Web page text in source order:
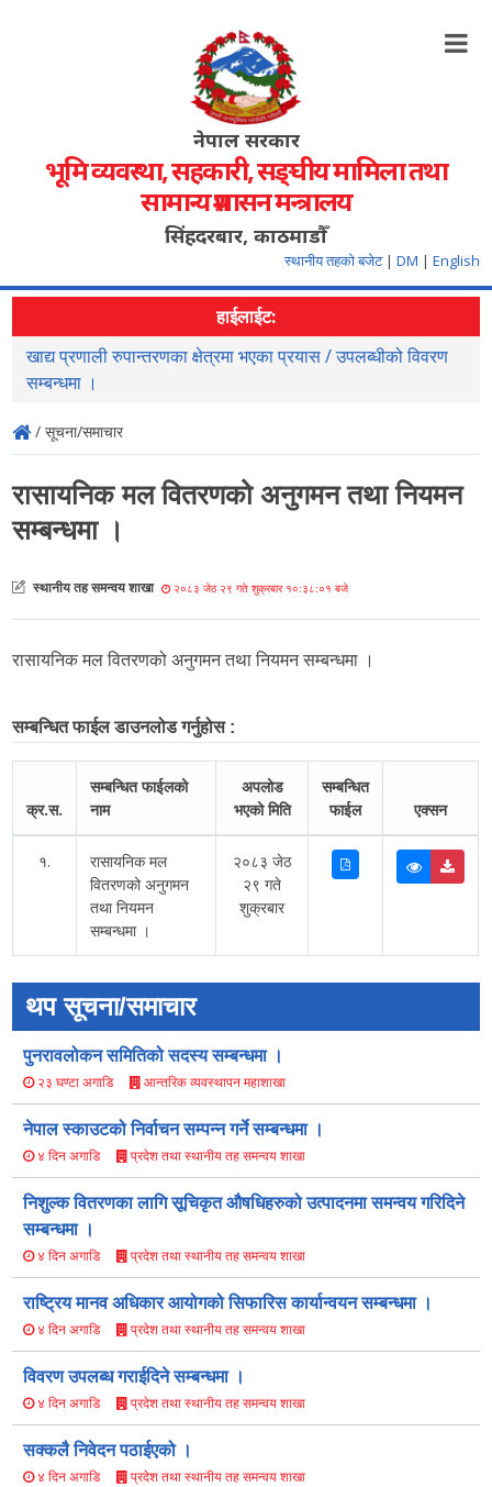
नेपाल सरकार
भूमि व्यवस्था, सहकारी, सङ्‍घीय मामिला तथा
सामान्य प्रशासन मन्त्रालय
सिंहदरबार, काठमाडौँ
स्थानीय तहको बजेट | DM | English
हाईलाईट:
खाद्य प्रणाली रुपान्तरणका क्षेत्रमा भएका प्रयास / उपलब्धीको विवरण
सम्बन्धमा ।
/ सूचना/समाचार
रासायनिक मल वितरणको अनुगमन तथा नियमन
सम्बन्धमा ।
स्थानीय तह समन्वय शाखा २०८३ जेठ २९ गते शुक्रबार १०:३८:०१ बजे
रासायनिक मल वितरणको अनुगमन तथा नियमन सम्बन्धमा ।
सम्बन्धित फाईल डाउनलोड गर्नुहोस :
क्र.स.
सम्बन्धित फाईलको
नाम
अपलोड
भएको मिति
सम्बन्धित
फाईल
एक्सन
१.
रासायनिक मल
वितरणको अनुगमन
तथा नियमन
सम्बन्धमा ।
२०८३ जेठ
२९ गते
शुक्रबार
थप सूचना/समाचार
पुनरावलोकन समितिको सदस्य सम्बन्धमा ।
२३ घण्टा अगाडि आन्तरिक व्यवस्थापन महाशाखा
नेपाल स्काउटको निर्वाचन सम्पन्न गर्ने सम्बन्धमा ।
४ दिन अगाडि प्रदेश तथा स्थानीय तह समन्वय शाखा
निशुल्क वितरणका लागि सूचिकृत औषधिहरुको उत्पादनमा समन्वय गरिदिने
सम्बन्धमा ।
४ दिन अगाडि प्रदेश तथा स्थानीय तह समन्वय शाखा
राष्ट्रिय मानव अधिकार आयोगको सिफारिस कार्यान्वयन सम्बन्धमा ।
४ दिन अगाडि प्रदेश तथा स्थानीय तह समन्वय शाखा
विवरण उपलब्ध गराईदिने सम्बन्धमा ।
४ दिन अगाडि प्रदेश तथा स्थानीय तह समन्वय शाखा
सक्कलै निवेदन पठाईएको ।
४ दिन अगाडि प्रदेश तथा स्थानीय तह समन्वय शाखा